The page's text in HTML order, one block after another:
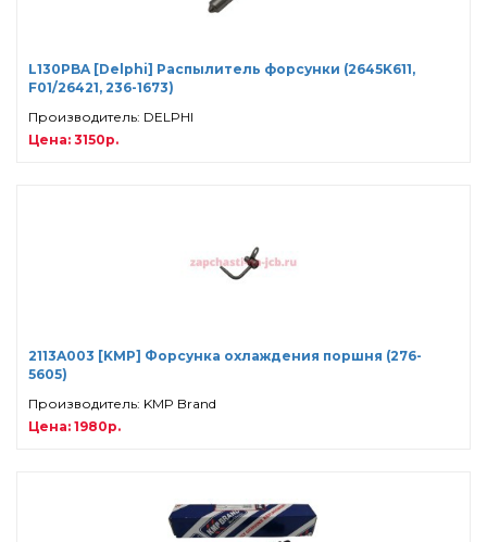
L130PBA [Delphi] Распылитель форсунки (2645K611,
F01/26421, 236-1673)
Производитель: DELPHI
Цена: 3150р.
2113A003 [KMP] Форсунка охлаждения поршня (276-
5605)
Производитель: KMP Brand
Цена: 1980р.